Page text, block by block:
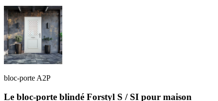
bloc-porte A2P
Le bloc-porte blindé Forstyl S / SI pour maison